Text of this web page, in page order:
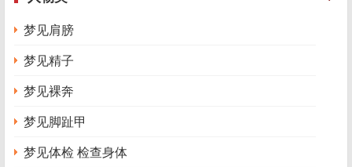
梦见肩膀
梦见精子
梦见裸奔
梦见脚趾甲
梦见体检 检查身体